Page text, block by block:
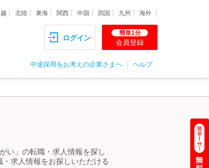
北陸 東海 関西 中国 四国 九州 海外
ログイン
簡単1分
会員登録
中途採用をお考えの企業さまへ ヘルプ
い」の転職・求人情報を探し
求人情報をお探しいただける